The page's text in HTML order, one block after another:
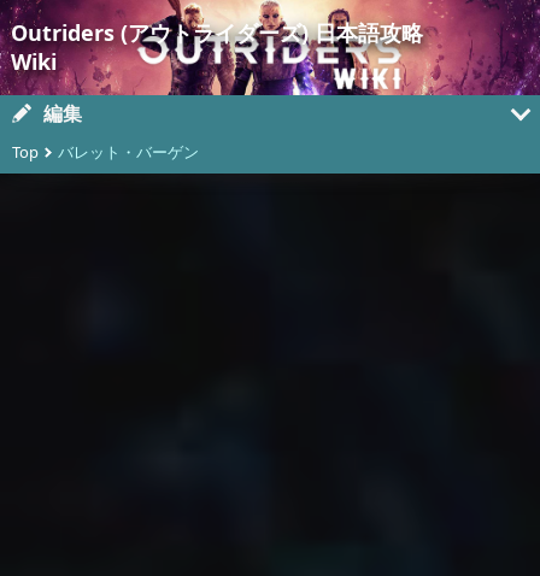
Outriders (アウトライダーズ) 日本語攻略
Wiki
編集
Top バレット・バーゲン